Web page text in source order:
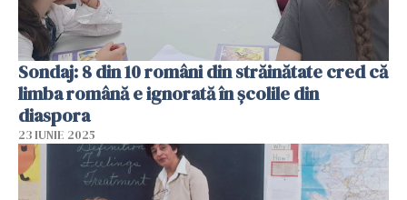
Sondaj: 8 din 10 români din străinătate cred că
limba română e ignorată în școlile din
diaspora
23 IUNIE 2025